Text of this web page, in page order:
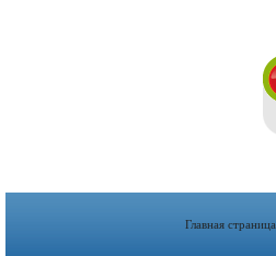
Главная страница